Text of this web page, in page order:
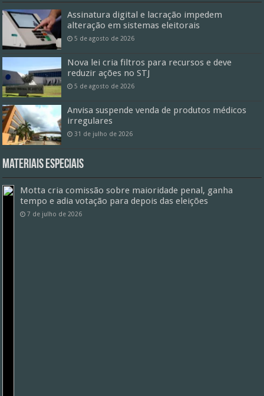
Assinatura digital e lacração impedem
alteração em sistemas eleitorais
5 de agosto de 2026
Nova lei cria filtros para recursos e deve
reduzir ações no STJ
5 de agosto de 2026
Anvisa suspende venda de produtos médicos
irregulares
31 de julho de 2026
Materiais especiais
Motta cria comissão sobre maioridade penal, ganha
tempo e adia votação para depois das eleições
7 de julho de 2026